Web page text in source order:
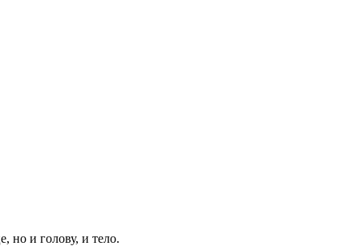
но и голову, и тело.